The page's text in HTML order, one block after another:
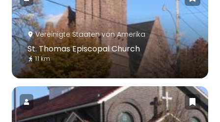
Vereinigte Staaten von Amerika
St. Thomas Episcopal Church
1.1 km